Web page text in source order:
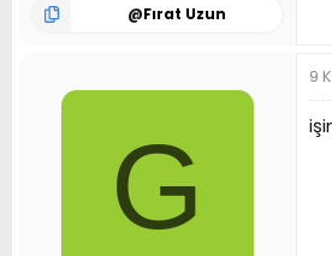
@Fırat Uzun
G
9